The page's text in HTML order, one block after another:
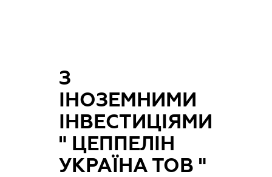
З
ІНОЗЕМНИМИ
ІНВЕСТИЦІЯМИ
" ЦЕППЕЛІН
УКРАЇНА ТОВ "